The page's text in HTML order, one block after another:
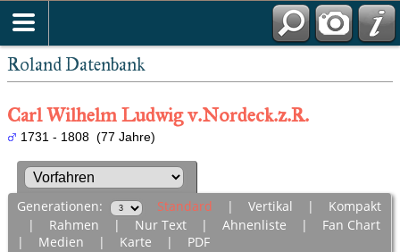
Roland Datenbank
Carl Wilhelm Ludwig v.Nordeck.z.R.
1731 - 1808 (77 Jahre)
Generationen: Standard | Vertikal | Kompakt
| Rahmen | Nur Text| Ahnenliste | Fan Chart
| Medien | Karte | PDF